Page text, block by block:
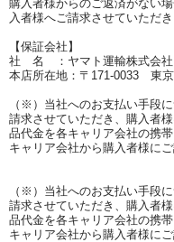
購入者様からのご返済がない
入者様へご請求させていただ
【保証会社】
社 名 ：ヤマト運輸株式会社
本店所在地：〒171-0033 東
（※）当社へのお支払い手段
請求させていただき、購入者
品代金を各キャリア会社の携
キャリア会社から購入者様に
（※）当社へのお支払い手段
請求させていただき、購入者
品代金を各キャリア会社の携
キャリア会社から購入者様に